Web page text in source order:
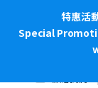
特惠活
Special